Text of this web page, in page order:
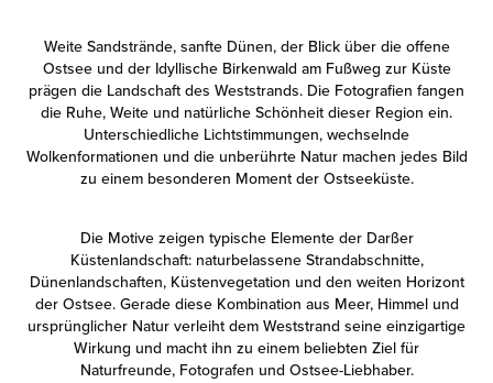
Weite Sandstrände, sanfte Dünen, der Blick über die offene
Ostsee und der Idyllische Birkenwald am Fußweg zur Küste
prägen die Landschaft des Weststrands. Die Fotografien fangen
die Ruhe, Weite und natürliche Schönheit dieser Region ein.
Unterschiedliche Lichtstimmungen, wechselnde
Wolkenformationen und die unberührte Natur machen jedes Bild
zu einem besonderen Moment der Ostseeküste.
Die Motive zeigen typische Elemente der Darßer
Küstenlandschaft: naturbelassene Strandabschnitte,
Dünenlandschaften, Küstenvegetation und den weiten Horizont
der Ostsee. Gerade diese Kombination aus Meer, Himmel und
ursprünglicher Natur verleiht dem Weststrand seine einzigartige
Wirkung und macht ihn zu einem beliebten Ziel für
Naturfreunde, Fotografen und Ostsee-Liebhaber.